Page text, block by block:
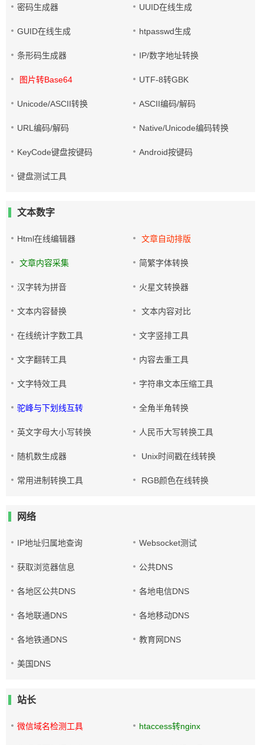
密码生成器 UUID在线生成
GUID在线生成 htpasswd生成
条形码生成器 IP/数字地址转换
图片转Base64 UTF-8转GBK
Unicode/ASCII转换 ASCII编码/解码
URL编码/解码 Native/Unicode编码转换
KeyCode键盘按键码 Android按键码
键盘测试工具
文本数字
Html在线编辑器 文章自动排版
文章内容采集 简繁字体转换
汉字转为拼音 火星文转换器
文本内容替换 文本内容对比
在线统计字数工具 文字竖排工具
文字翻转工具 内容去重工具
文字特效工具 字符串文本压缩工具
驼峰与下划线互转 全角半角转换
英文字母大小写转换 人民币大写转换工具
随机数生成器 Unix时间戳在线转换
常用进制转换工具 RGB颜色在线转换
网络
IP地址归属地查询 Websocket测试
获取浏览器信息 公共DNS
各地区公共DNS 各地电信DNS
各地联通DNS 各地移动DNS
各地铁通DNS 教育网DNS
美国DNS
站长
微信域名检测工具 htaccess转nginx